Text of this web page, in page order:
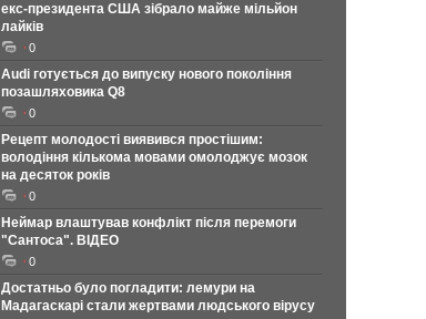
екс-президента США зібрало майже мільйон
лайків
0
Audi готується до випуску нового покоління
позашляховика Q8
0
Рецепт молодості виявився простішим:
володіння кількома мовами омолоджує мозок
на десяток років
0
Неймар влаштував конфлікт після перемоги
"Сантоса". ВІДЕО
0
Достатньо було погладити: лемури на
Мадагаскарі стали жертвами людського вірусу